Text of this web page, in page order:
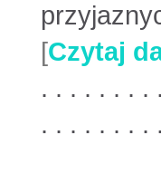
[Czytaj
. . . . . . . .
. . . . . . . .